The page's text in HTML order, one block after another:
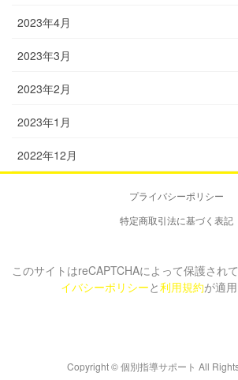
2023年4月
2023年3月
2023年2月
2023年1月
2022年12月
プライバシーポリシー
特定商取引法に基づく表記
このサイトはreCAPTCHAによって保護され
イバシーポリシーと利用規約が適用
Copyright © 個別指導サポート All